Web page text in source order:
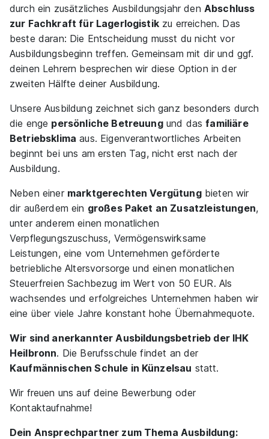
durch ein zusätzliches Ausbildungsjahr den Abschluss
zur Fachkraft für Lagerlogistikzu erreichen. Das
beste daran: Die Entscheidung musst du nicht vor
Ausbildungsbeginn treffen. Gemeinsam mit dir und ggf.
deinen Lehrern besprechen wir diese Option in der
zweiten Hälfte deiner Ausbildung.
Unsere Ausbildung zeichnet sich ganz besonders durch
die enge persönliche Betreuungund dasfamiliäre
Betriebsklima aus. Eigenverantwortliches Arbeiten
beginnt bei uns am ersten Tag, nicht erst nach der
Ausbildung.
Neben einer marktgerechten Vergütungbieten wir
dir außerdem ein großes Paket an Zusatzleistungen,
unter anderem einen monatlichen
Verpflegungszuschuss, Vermögenswirksame
Leistungen, eine vom Unternehmen geförderte
betriebliche Altersvorsorge und einen monatlichen
Steuerfreien Sachbezug im Wert von 50 EUR. Als
wachsendes und erfolgreiches Unternehmen haben wir
eine über viele Jahre konstant hohe Übernahmequote.
Wir sind anerkannter Ausbildungsbetrieb der IHK
Heilbronn. Die Berufsschule findet an der
Kaufmännischen Schule in Künzelsau statt.
Wir freuen uns auf deine Bewerbung oder
Kontaktaufnahme!
Dein Ansprechpartner zum Thema Ausbildung: